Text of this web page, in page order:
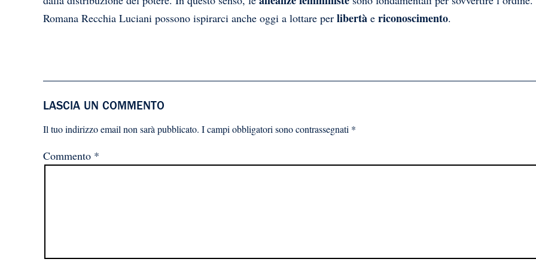
Romana Recchia Luciani possono ispirarci anche oggi a lottare per libertà e riconoscimento.
LASCIA UN COMMENTO
Il tuo indirizzo email non sarà pubblicato. I campi obbligatori sono contrassegnati *
Commento *